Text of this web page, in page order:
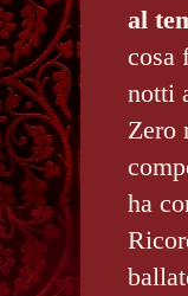
al
cosa
notti
Zero
ha